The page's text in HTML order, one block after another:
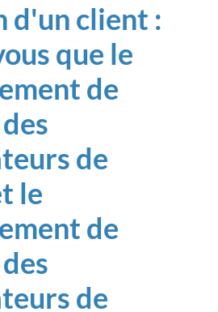
d'un client :
que le
de
de
le
de
de